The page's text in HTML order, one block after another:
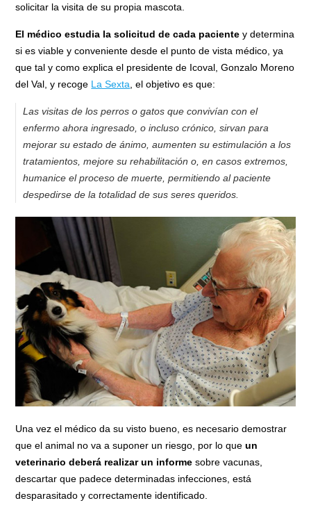
solicitar la visita de su propia mascota.
El médico estudia la solicitud de cada paciente y determina
si es viable y conveniente desde el punto de vista médico, ya
que tal y como explica el presidente de Icoval, Gonzalo Moreno
del Val, y recoge La Sexta , el objetivo es que:
Las visitas de los perros o gatos que convivían con el
enfermo ahora ingresado, o incluso crónico, sirvan para
mejorar su estado de ánimo, aumenten su estimulación a los
tratamientos, mejore su rehabilitación o, en casos extremos,
humanice el proceso de muerte, permitiendo al paciente
despedirse de la totalidad de sus seres queridos.
Una vez el médico da su visto bueno, es necesario demostrar
que el animal no va a suponer un riesgo, por lo queun
veterinario deberá realizar un informe sobre vacunas,
descartar que padece determinadas infecciones, está
desparasitado y correctamente identificado.